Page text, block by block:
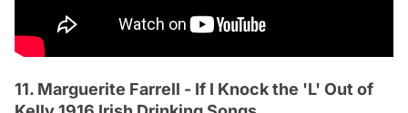
11. Marguerite Farrell - If I Knock the 'L' Out of